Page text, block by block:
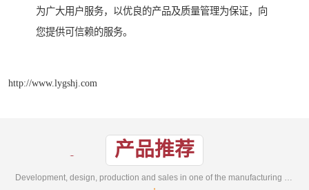
为广大用户服务，以优良的产品及质量管理为保证，向
您提供可信赖的服务。
http://www.lygshj.com
产品推荐
Development, design, production and sales in one of the manufacturing enterprises